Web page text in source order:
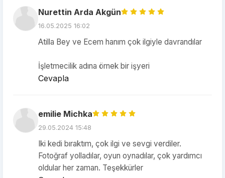
Nurettin Arda Akgün
16.05.2025 16:02
Atilla Bey ve Ecem hanım çok ilgiyle davrandılar
İşletmecilik adına örnek bir işyeri
Cevapla
emilie Michka
29.05.2024 15:48
Iki kedi bıraktım, çok ilgi ve sevgi verdiler.
Fotoğraf yolladılar, oyun oynadılar, çok yardımcı
oldular her zaman. Teşekkürler